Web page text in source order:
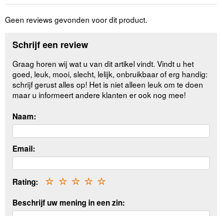
Geen reviews gevonden voor dit product.
Schrijf een review
Graag horen wij wat u van dit artikel vindt. Vindt u het
goed, leuk, mooi, slecht, lelijk, onbruikbaar of erg handig:
schrijf gerust alles op! Het is niet alleen leuk om te doen
maar u informeert andere klanten er ook nog mee!
Naam:
Email:
Rating: ☆
☆
☆
☆
☆
Beschrijf uw mening in een zin: